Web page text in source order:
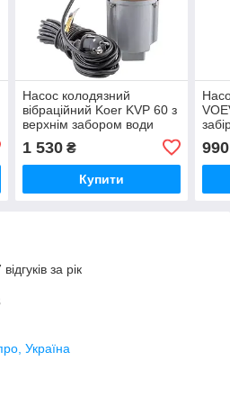
Насос колодязний
вібраційний Koer KVP 60 з
верхнім забором води
1 530₴
Купити
990
за рік
Україна